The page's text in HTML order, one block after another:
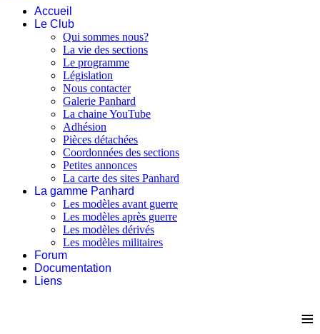
Accueil
Le Club
Qui sommes nous?
La vie des sections
Le programme
Législation
Nous contacter
Galerie Panhard
La chaine YouTube
Adhésion
Pièces détachées
Coordonnées des sections
Petites annonces
La carte des sites Panhard
La gamme Panhard
Les modèles avant guerre
Les modèles après guerre
Les modèles dérivés
Les modèles militaires
Forum
Documentation
Liens
≡